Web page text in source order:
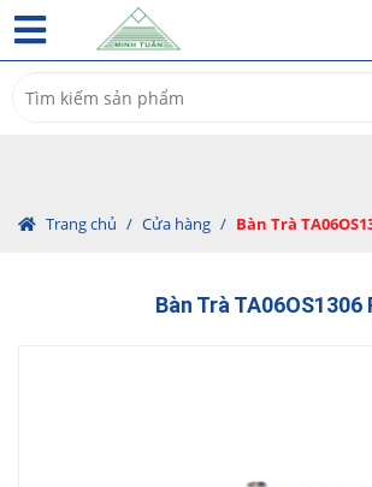
for:
Trang chủ / Cửa hàng / Bàn Trà
Bàn Trà TA06OS1306